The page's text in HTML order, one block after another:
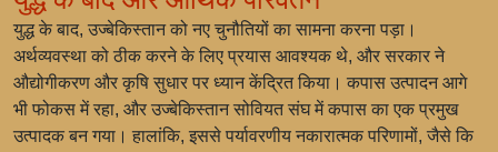
युद्ध के बाद, उज्बेकिस्तान को नए चुनौतियों का सामना करना पड़ा।
अर्थव्यवस्था को ठीक करने के लिए प्रयास आवश्यक थे, और सरकार ने
औद्योगीकरण और कृषि सुधार पर ध्यान केंद्रित किया। कपास उत्पादन आगे
भी फोकस में रहा, और उज्बेकिस्तान सोवियत संघ में कपास का एक प्रमुख
उत्पादक बन गया। हालांकि, इससे पर्यावरणीय नकारात्मक परिणामों, जैसे कि